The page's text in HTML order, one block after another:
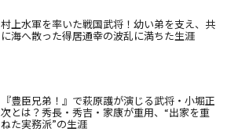
村上水軍を率いた戦国武将！幼い弟を支え、共
に海へ散った得居通幸の波乱に満ちた生涯
『豊臣兄弟！』で萩原護が演じる武将・小堀正
次とは？秀長・秀吉・家康が重用、“出家を重
ねた実務派”の生涯